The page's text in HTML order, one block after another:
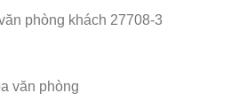
phòng khách 27708-3